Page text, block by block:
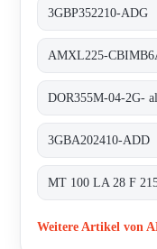
3GBP352210-ADG
AMXL225-
3GBA202410-ADD
Weitere Artikel von